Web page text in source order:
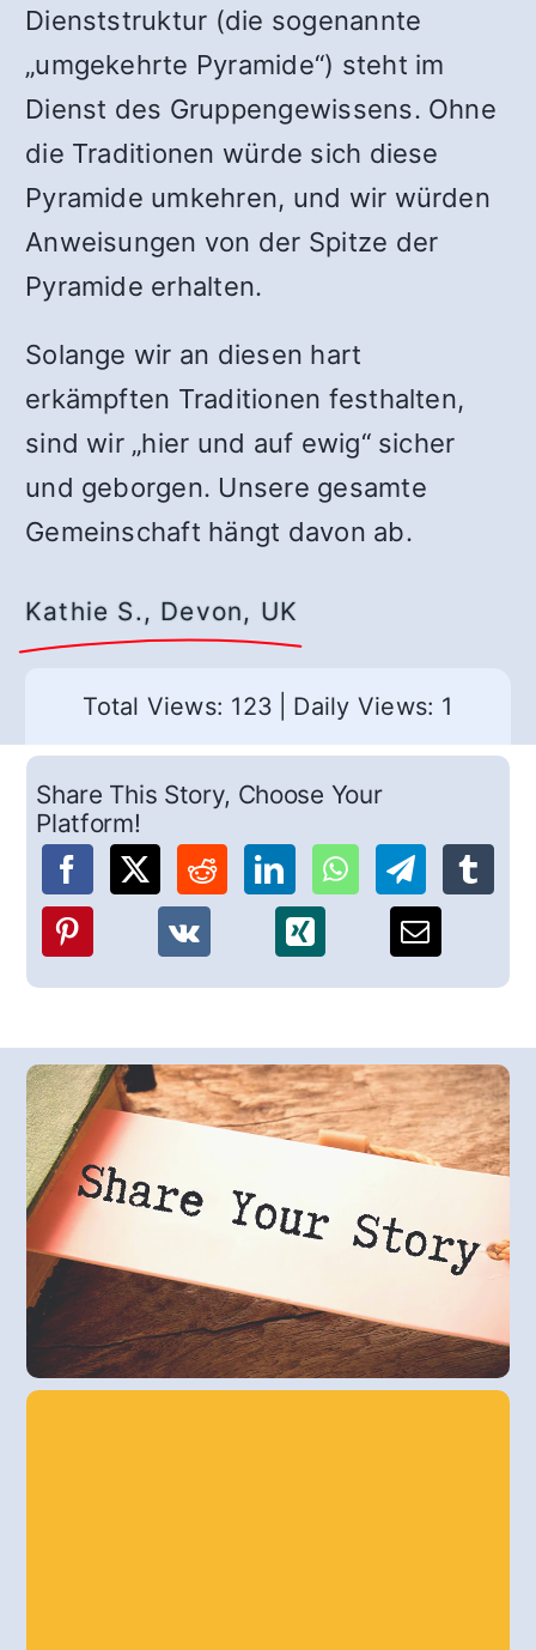
Dienststruktur (die sogenannte
„umgekehrte Pyramide“) steht im
Dienst des Gruppengewissens. Ohne
die Traditionen würde sich diese
Pyramide umkehren, und wir würden
Anweisungen von der Spitze der
Pyramide erhalten.
Solange wir an diesen hart
erkämpften Traditionen festhalten,
sind wir „hier und auf ewig“ sicher
und geborgen. Unsere gesamte
Gemeinschaft hängt davon ab.
Kathie S., Devon, UK
Total Views: 123 Daily Views: 1
Share This Story, Choose Your
Platform!